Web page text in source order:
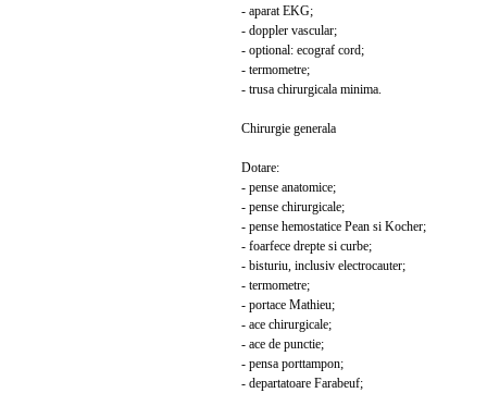
- aparat EKG;
- doppler vascular;
- optional: ecograf cord;
- termometre;
- trusa chirurgicala minima.
Chirurgie generala
Dotare:
- pense anatomice;
- pense chirurgicale;
- pense hemostatice Pean si Kocher;
- foarfece drepte si curbe;
- bisturiu, inclusiv electrocauter;
- termometre;
- portace Mathieu;
- ace chirurgicale;
- ace de punctie;
- pensa porttampon;
- departatoare Farabeuf;